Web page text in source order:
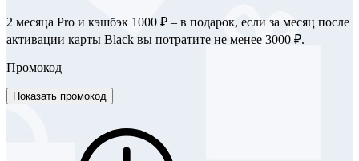
2 месяца Pro и кэшбэк 1000 ₽ – в подарок, если за месяц после
активации карты Black вы потратите не менее 3000 ₽.
Промокод
Показать промокод